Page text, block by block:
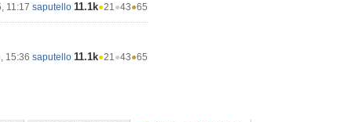
11:17 saputello 11.1k●21●43●65
15:36 saputello 11.1k●21●43●65